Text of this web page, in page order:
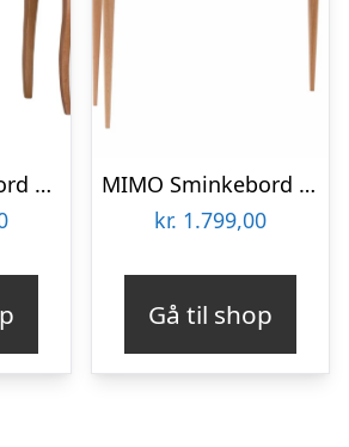
LILLO Sminkebord med spejl 85x35cm Sort
MIMO Sminkebord med spejl – 105x35cm Lysegrå
kr. 1.799,00
Gå til shop